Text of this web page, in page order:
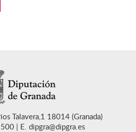
Talavera,1 18014 (Granada)
E. dipgra@dipgra.es